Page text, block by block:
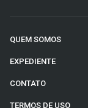
QUEM SOMOS
EXPEDIENTE
CONTATO
TERMOS DE USO